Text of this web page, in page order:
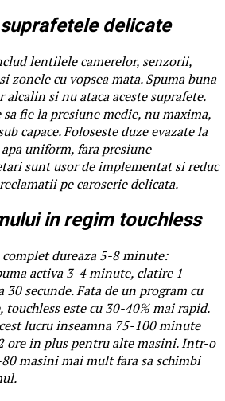
delicate
lentilele camerelor, senzorii,
zonele cu vopsea mata. Spuma buna
alcalin si nu ataca aceste suprafete.
fie la presiune medie, nu maxima,
capace. Foloseste duze evazate la
uniform, fara presiune
sunt usor de implementat si reduc
pe caroserie delicata.
in regim touchless
dureaza 5-8 minute:
activa 3-4 minute, clatire 1
secunde. Fata de un program cu
este cu 30-40% mai rapid.
lucru inseamna 75-100 minute
ore in plus pentru alte masini. Intr-o
masini mai mult fara sa schimbi